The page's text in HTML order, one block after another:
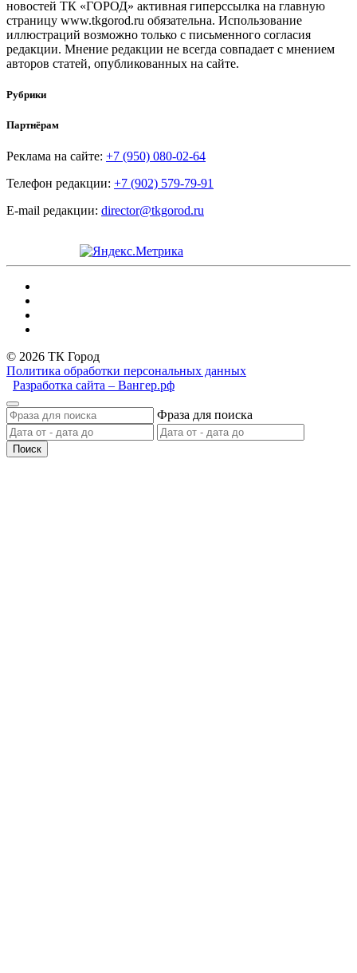
новостей ТК «ГОРОД» активная гиперссылка на главную
страницу www.tkgorod.ru обязательна. Использование
иллюстраций возможно только с письменного согласия
редакции. Мнение редакции не всегда совпадает с мнением
авторов статей, опубликованных на сайте.
Рубрики
Партнёрам
Реклама на сайте: +7 (950) 080-02-64
Телефон редакции: +7 (902) 579-79-91
E-mail редакции: director@tkgorod.ru
© 2026 ТК Город
Политика обработки персональных данных
Разработка сайта – Вангер.рф
Фраза для поиска
Поиск